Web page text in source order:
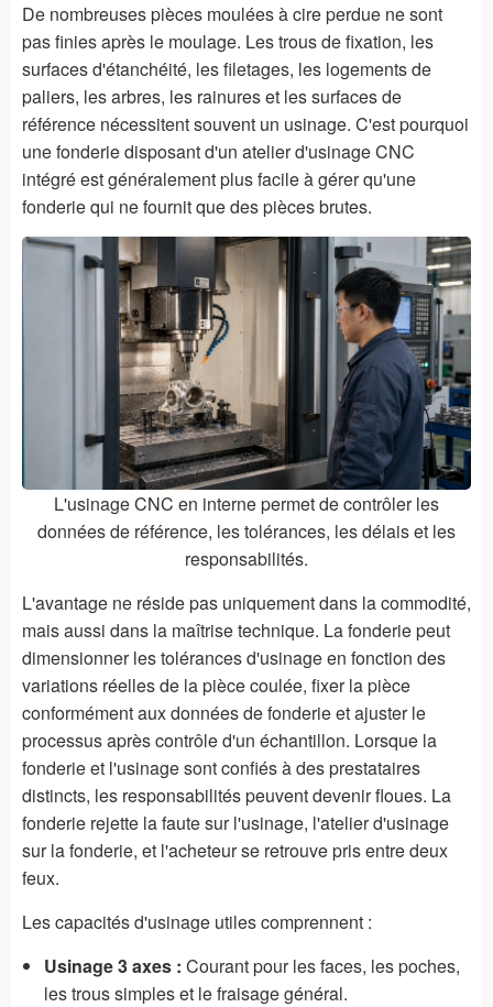
De nombreuses pièces moulées à cire perdue ne sont
pas finies après le moulage. Les trous de fixation, les
surfaces d'étanchéité, les filetages, les logements de
paliers, les arbres, les rainures et les surfaces de
référence nécessitent souvent un usinage. C'est pourquoi
une fonderie disposant d'un atelier d'usinage CNC
intégré est généralement plus facile à gérer qu'une
fonderie qui ne fournit que des pièces brutes.
L'usinage CNC en interne permet de contrôler les
données de référence, les tolérances, les délais et les
responsabilités.
L'avantage ne réside pas uniquement dans la commodité,
mais aussi dans la maîtrise technique. La fonderie peut
dimensionner les tolérances d'usinage en fonction des
variations réelles de la pièce coulée, fixer la pièce
conformément aux données de fonderie et ajuster le
processus après contrôle d'un échantillon. Lorsque la
fonderie et l'usinage sont confiés à des prestataires
distincts, les responsabilités peuvent devenir floues. La
fonderie rejette la faute sur l'usinage, l'atelier d'usinage
sur la fonderie, et l'acheteur se retrouve pris entre deux
feux.
Les capacités d'usinage utiles comprennent :
Usinage 3 axes : Courant pour les faces, les poches,
les trous simples et le fraisage général.